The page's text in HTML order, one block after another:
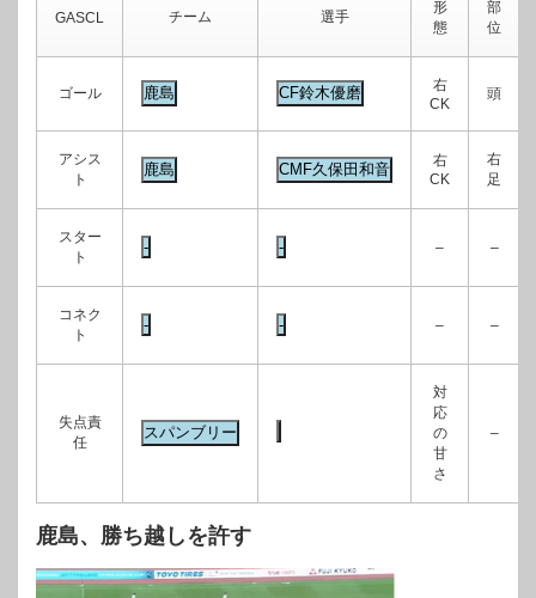
GASCL チーム 選手
形
態
部
位
ゴール
右
CK
頭
アシス
ト
右
CK
右
足
スター
ト
– –
コネク
ト
– –
失点責
任
対
応
の
甘
さ
–
鹿島、勝ち越しを許す